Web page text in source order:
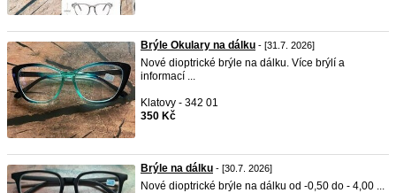
Brýle Okulary na dálku - [31.7. 2026]
Nové dioptrické brýle na dálku. Více brýlí a
informací ...
Klatovy - 342 01
350 Kč
Brýle na dálku - [30.7. 2026]
Nové dioptrické brýle na dálku od -0,50 do - 4,00 ...